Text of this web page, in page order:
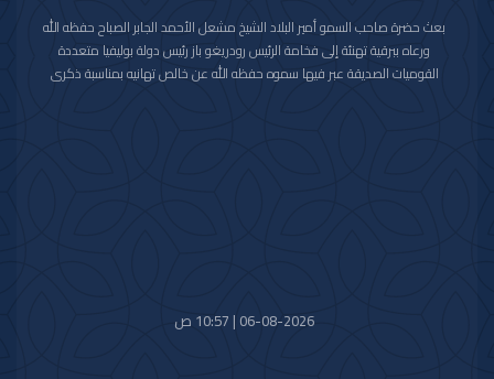
بعث حضرة صاحب السمو أمير البلاد الشيخ مشعل الأحمد الجابر الصباح حفظه الله
ورعاه ببرقية تهنئة إلى فخامة الرئيس رودريغو باز رئيس دولة بوليفيا متعددة
القوميات الصديقة عبر فيها سموه حفظه الله عن خالص تهانيه بمناسبة ذكرى
06-08-2026 | 10:57 ص